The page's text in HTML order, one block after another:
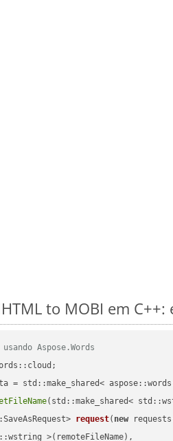
to MOBI em
Aspose.Words
= std::make_shared<
(std::make_shared<
request( new
>(remoteFileName),